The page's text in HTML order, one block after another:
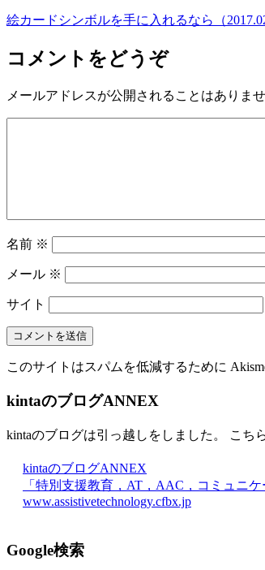
絵カードシンボルを手に入れるなら（
コメントをどうぞ
メールアドレスが公開されることはありませ
名前 ※
メール ※
サイト
このサイトはスパムを低減するために
kintaのブログANNEX
kintaのブログは引っ越しをしました。 こち
kintaのブログANNEX
「特別支援教育，AT，AAC，コミュニ
www.assistivetechnology.cfbx.jp
Google検索